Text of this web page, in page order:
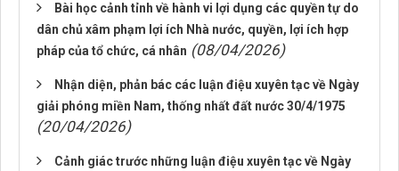
Bài học cảnh tỉnh về hành vi lợi dụng các quyền tự do
dân chủ xâm phạm lợi ích Nhà nước, quyền, lợi ích hợp
pháp của tổ chức, cá nhân (08/04/2026)
Nhận diện, phản bác các luận điệu xuyên tạc về Ngày
giải phóng miền Nam, thống nhất đất nước 30/4/1975
(20/04/2026)
Cảnh giác trước những luận điệu xuyên tạc về Ngày